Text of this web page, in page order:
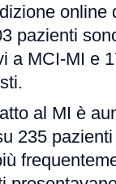
online
pazienti
a MCI-MI e
al MI è
235